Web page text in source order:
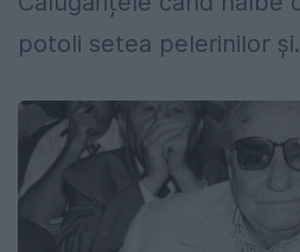
potoli setea pelerinilor